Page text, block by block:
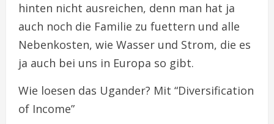
hinten nicht ausreichen, denn man hat ja
auch noch die Familie zu fuettern und alle
Nebenkosten, wie Wasser und Strom, die es
ja auch bei uns in Europa so gibt.
Wie loesen das Ugander? Mit “Diversification
of Income”